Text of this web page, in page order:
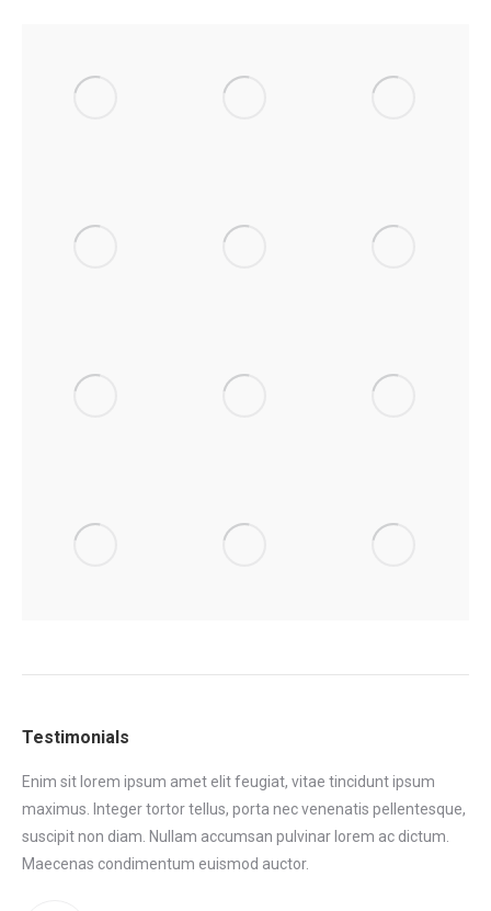
Testimonials
Enim sit lorem ipsum amet elit feugiat, vitae tincidunt ipsum
maximus. Integer tortor tellus, porta nec venenatis pellentesque,
suscipit non diam. Nullam accumsan pulvinar lorem ac dictum.
Maecenas condimentum euismod auctor.